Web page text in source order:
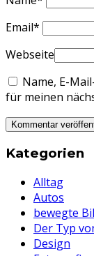
Email*
Webseite
Name, E-
für meinen
Kategorien
Alltag
Autos
bewegte
Der Typ
Design